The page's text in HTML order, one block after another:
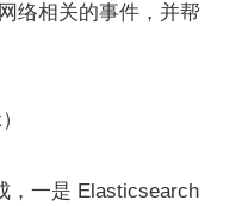
络相关的事件，并帮
，一是 Elasticsearch